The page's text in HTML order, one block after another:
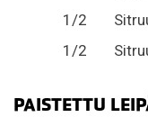
1/2
1/2
PAISTETTU